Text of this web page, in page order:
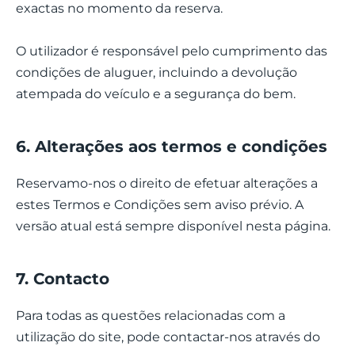
exactas no momento da reserva.
O utilizador é responsável pelo cumprimento das
condições de aluguer, incluindo a devolução
atempada do veículo e a segurança do bem.
6. Alterações aos termos e condições
Reservamo-nos o direito de efetuar alterações a
estes Termos e Condições sem aviso prévio. A
versão atual está sempre disponível nesta página.
7. Contacto
Para todas as questões relacionadas com a
utilização do site, pode contactar-nos através do